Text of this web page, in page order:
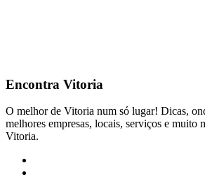
Encontra Vitoria
O melhor de Vitoria num só lugar! Dicas,
melhores empresas, locais, serviços e muito
Vitoria.